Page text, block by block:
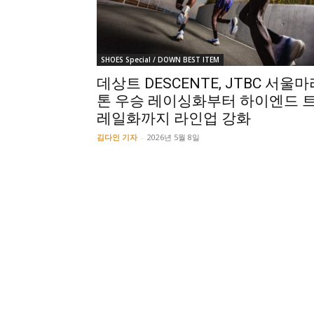
SHOES Special / DOWN BEST ITEM
데상트 DESCENTE, JTBC 서울마
톤 우승 레이싱화부터 하이엔드
레일화까지 라인업 강화
김다인 기자 - 2026년 5월 8일